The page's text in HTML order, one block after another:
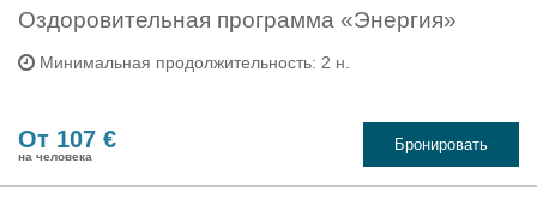
Оздоровительная программа «Энергия»
Минимальная продолжительность: 2 н.
От 107 €
на человека
Бронировать